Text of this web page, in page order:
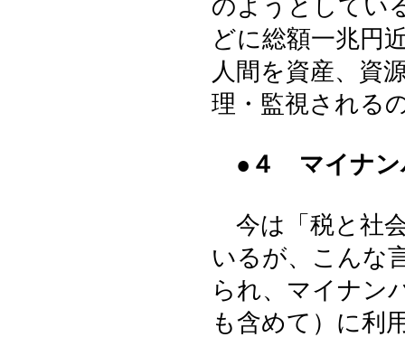
のようとしてい
どに総額一兆円
人間を資産、資
理・監視される
●４ マイナン
今は「税と社
いるが、こんな
られ、マイナン
も含めて）に利